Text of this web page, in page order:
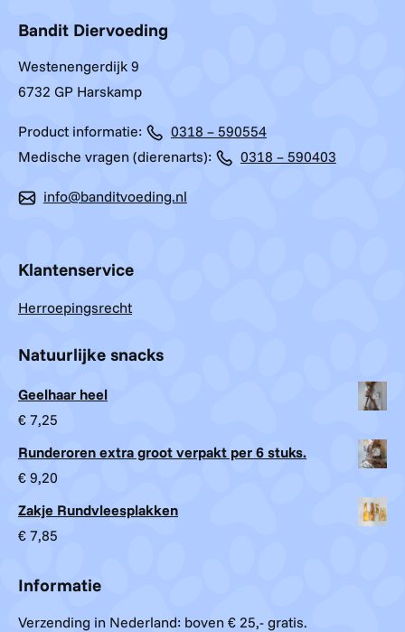
Bandit Diervoeding
Westenengerdijk 9
6732 GP Harskamp
Product informatie:
0318 – 590554
Medische vragen (dierenarts):
0318 – 590403
info@banditvoeding.nl
Klantenservice
Herroepingsrecht
Natuurlijke snacks
Geelhaar heel
€ 7,25
Runderoren extra groot verpakt per 6 stuks.
€ 9,20
Zakje Rundvleesplakken
€ 7,85
Informatie
Verzending in Nederland: boven € 25,- gratis.